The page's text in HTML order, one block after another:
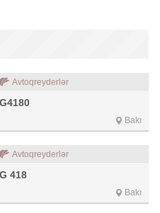
Avtoqreyderlər
Bakı
Avtoqreyderlər
418
Bakı